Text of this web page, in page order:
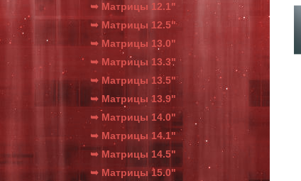
➥ Матрицы 12.1"
➥ Матрицы 12.5"
➥ Матрицы 13.0"
➥ Матрицы 13.3"
➥ Матрицы 13.5"
➥ Матрицы 13.9"
➥ Матрицы 14.0"
➥ Матрицы 14.1"
➥ Матрицы 14.5"
➥ Матрицы 15.0"